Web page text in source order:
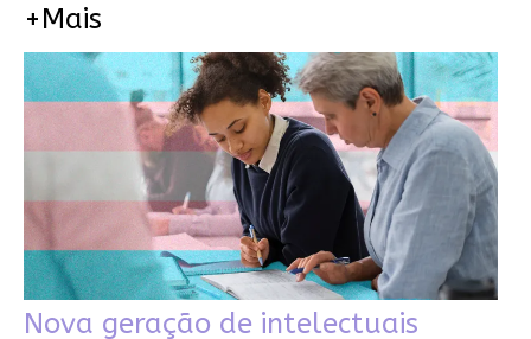
+Mais
Nova geração de intelectuais